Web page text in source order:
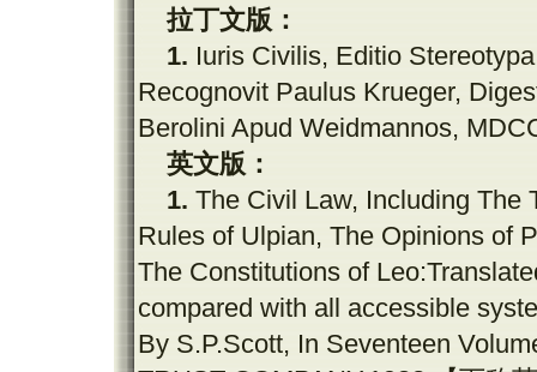
拉丁文版：
1. Iuris Civilis, Editio
Recognovit Paulus Krueger,
Berolini Apud Weidmannos,
英文版 ：
1. The Civil Law, Including The
Rules of Ulpian, The Opinions of
The Constitutions of
compared with all accessible
By S.P.Scott, In Seventeen